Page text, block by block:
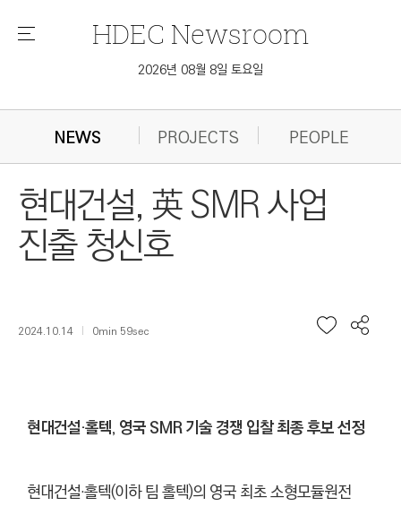
메
HDEC Newsroom
2026년 08월 8일 토요일
NEWS PROJECTS PEOPLE
현대건설, 英 SMR 사업
진출 청신호
2024.10.14 0min 59sec
현대건설·홀텍, 영국 SMR 기술 경쟁 입찰 최종 후보 선정
현대건설·홀텍(이하 팀 홀텍)의 영국 최초 소형모듈원전